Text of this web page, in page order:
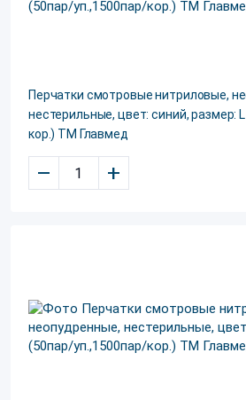
Перчатки смотровые нитриловые,
нестерильные, цвет: синий, размер:
кор.) ТМ Главмед
– +